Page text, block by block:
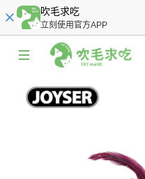
吹毛求吃
立刻使用官方APP